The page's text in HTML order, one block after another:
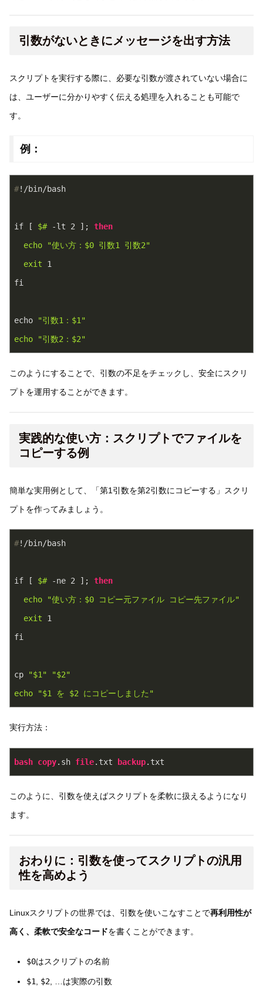
引数がないときにメッセージを出す方法
スクリプトを実行する際に、必要な引数が渡されていない場合に
は、ユーザーに分かりやすく伝える処理を入れることも可能で
す。
例：
#!/bin/bash
if [ $# -lt 2 ]; then
echo
"使い方： $0 引数1 引数2"
exit 1
fi
echo "引数1： $1 "
echo
"引数2： $2"
このようにすることで、引数の不足をチェックし、安全にスクリ
プトを運用することができます。
実践的な使い方：スクリプトでファイルを
コピーする例
簡単な実用例として、「第1引数を第2引数にコピーする」スクリ
プトを作ってみましょう。
#!/bin/bash
if [ $# -ne 2 ]; then
echo
"使い方： $0 コピー元ファイル コピー先ファイル"
exit 1
fi
cp "$1 " "$2"
echo
"$1 を $2 にコピーしました"
実行方法：
bash copy.sh file.txt backup.txt
このように、引数を使えばスクリプトを柔軟に扱えるようになり
ます。
おわりに：引数を使ってスクリプトの汎用
性を高めよう
Linuxスクリプトの世界では、引数を使いこなすことで再利用性が
高く、柔軟で安全なコードを書くことができます。
$0はスクリプトの名前
$1, $2, …は実際の引数